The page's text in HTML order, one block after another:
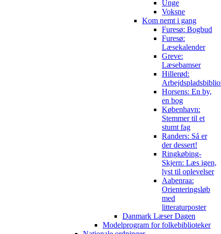
Unge
Voksne
Kom nemt i gang
Furesø: Bogbud
Furesø:
Læsekalender
Greve:
Læsebamser
Hillerød:
Horsens: En by,
en bog
København:
Stemmer til et
stumt fag
Randers: Så er
der dessert!
Ringkøbing-
Skjern: Læs igen,
lyst til oplevelser
Aabenraa:
Orienteringsløb
med
litteraturposter
Danmark Læser Dagen
Modelprogram for folkebiblioteker